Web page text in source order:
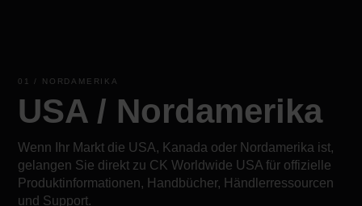
01 / NORDAMERIKA
USA / Nordamerika
Wenn Ihr Markt die USA, Kanada oder Nordamerika ist,
gelangen Sie direkt zu CK Worldwide USA für offizielle
Produktinformationen, Handbücher, Händlerressourcen
und Support.